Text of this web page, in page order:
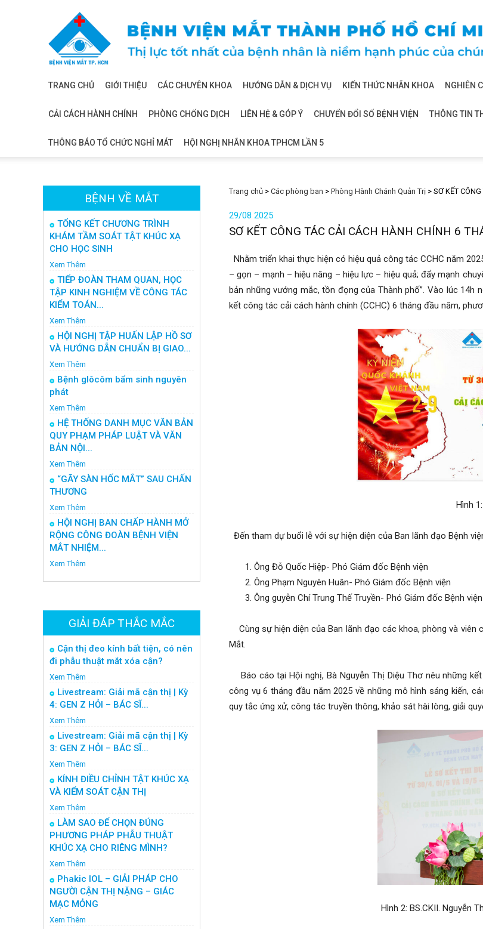
mắt
TRANG CHỦ GIỚI THIỆU CÁC CHUYÊN KHOA HƯỚNG DẪN & DỊCH VỤ KIẾN THỨC NHÃN KHOA NGHIÊN
CẢI CÁCH HÀNH CHÍNH PHÒNG CHỐNG DỊCH LIÊN HỆ & GÓP Ý CHUYỂN ĐỔI SỐ BỆNH VIỆN THÔNG TIN
THÔNG BÁO TỔ CHỨC NGHỈ MÁT HỘI NGHỊ NHÃN KHOA TPHCM LẦN 5
Trang chủ > Các phòng ban > Phòng Hành Chánh Quản Trị > SƠ KẾT
29/08 2025
SƠ KẾT CÔNG TÁC CẢI CÁCH HÀNH CHÍNH 6
Nhằm triển khai thực hiện có hiệu quả công tác CCHC năm
– gọn – mạnh – hiệu năng – hiệu lực – hiệu quả; đẩy mạnh
bản những vướng mắc, tồn đọng của Thành phố”. Vào lúc
kết công tác cải cách hành chính (CCHC) 6 tháng đầu năm,
Hình
Đến tham dự buổi lễ với sự hiện diện của Ban lãnh đạo Bệnh
Ông Đỗ Quốc Hiệp- Phó Giám đốc Bệnh viện
Ông Phạm Nguyên Huân- Phó Giám đốc Bệnh viện
Ông guyễn Chí Trung Thế Truyền- Phó Giám đốc Bệnh viện
Cùng sự hiện diện của Ban lãnh đạo các khoa, phòng và viên
Mắt.
Báo cáo tại Hội nghị, Bà Nguyễn Thị Diệu Thơ nêu những
công vụ 6 tháng đầu năm 2025 về những mô hình sáng kiến,
quy tắc ứng xử, công tác truyền thông, khảo sát hài lòng, giải
Hình 2: BS.CKII. Nguyễn
BỆNH VỀ MẮT
TỔNG KẾT CHƯƠNG TRÌNH
KHÁM TẦM SOÁT TẬT KHÚC XẠ
CHO HỌC SINH
Xem Thêm
TIẾP ĐOÀN THAM QUAN, HỌC
TẬP KINH NGHIỆM VỀ CÔNG TÁC
KIỂM TOÁN...
Xem Thêm
HỘI NGHỊ TẬP HUẤN LẬP HỒ SƠ
VÀ HƯỚNG DẪN CHUẨN BỊ GIAO...
Xem Thêm
Bệnh glôcôm bẩm sinh nguyên
phát
Xem Thêm
HỆ THỐNG DANH MỤC VĂN BẢN
QUY PHẠM PHÁP LUẬT VÀ VĂN
BẢN NỘI...
Xem Thêm
“GÃY SÀN HỐC MẮT” SAU CHẤN
THƯƠNG
Xem Thêm
HỘI NGHỊ BAN CHẤP HÀNH MỞ
RỘNG CÔNG ĐOÀN BỆNH VIỆN
MẮT NHIỆM...
Xem Thêm
GIẢI ĐÁP THẮC MẮC
Cận thị đeo kính bất tiện, có nên
đi phẫu thuật mắt xóa cận?
Xem Thêm
Livestream: Giải mã cận thị | Kỳ
4: GEN Z HỎI – BÁC SĨ...
Xem Thêm
Livestream: Giải mã cận thị | Kỳ
3: GEN Z HỎI – BÁC SĨ...
Xem Thêm
KÍNH ĐIỀU CHỈNH TẬT KHÚC XẠ
VÀ KIỂM SOÁT CẬN THỊ
Xem Thêm
LÀM SAO ĐỂ CHỌN ĐÚNG
PHƯƠNG PHÁP PHẪU THUẬT
KHÚC XẠ CHO RIÊNG MÌNH?
Xem Thêm
Phakic IOL – GIẢI PHÁP CHO
NGƯỜI CẬN THỊ NẶNG – GIÁC
MẠC MỎNG
Xem Thêm